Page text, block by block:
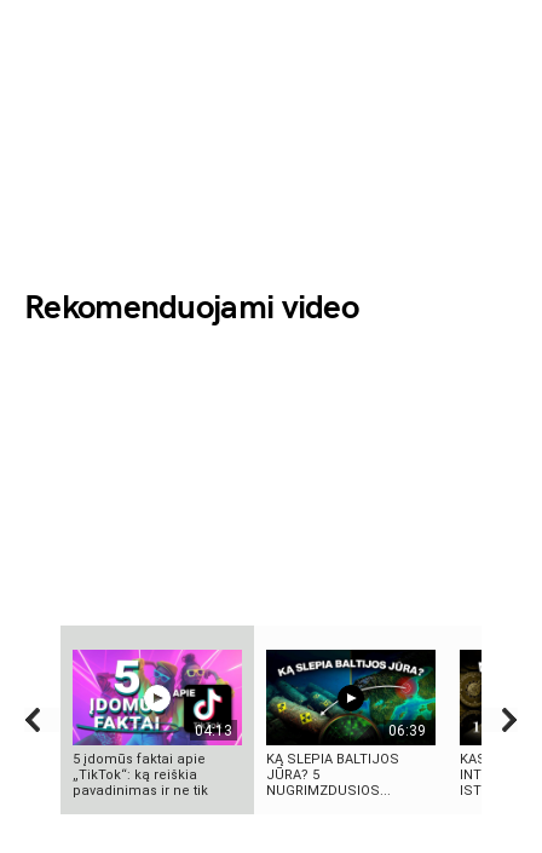
Rekomenduojami video
04:13
5 įdomūs faktai apie
„TikTok“: ką reiškia
pavadinimas ir ne tik
06:39
KĄ SLEPIA BALTIJOS
JŪRA? 5
NUGRIMZDUSIOS...
KAS
ISTORIJA IR